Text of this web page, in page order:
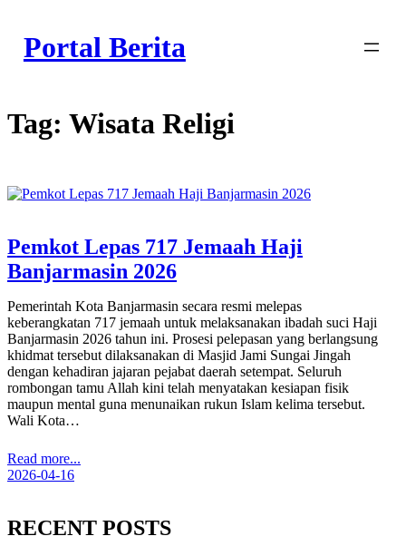
content
Portal Berita
Tag: Wisata Religi
Pemkot Lepas 717 Jemaah Haji
Banjarmasin 2026
Pemerintah Kota Banjarmasin secara resmi melepas
keberangkatan 717 jemaah untuk melaksanakan ibadah suci Haji
Banjarmasin 2026 tahun ini. Prosesi pelepasan yang berlangsung
khidmat tersebut dilaksanakan di Masjid Jami Sungai Jingah
dengan kehadiran jajaran pejabat daerah setempat. Seluruh
rombongan tamu Allah kini telah menyatakan kesiapan fisik
maupun mental guna menunaikan rukun Islam kelima tersebut.
Wali Kota…
Read more...
2026-04-16
RECENT POSTS